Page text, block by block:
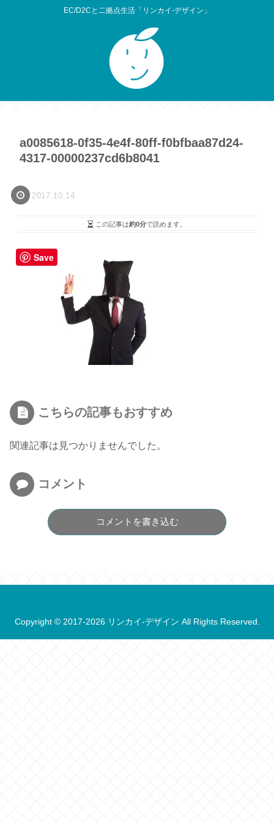
EC/D2Cと二拠点生活「リンカイ-デザイン」
a0085618-0f35-4e4f-80ff-f0bfbaa87d24-
4317-00000237cd6b8041
2017.10.14
この記事は約0分で読めます。
こちらの記事もおすすめ
関連記事は見つかりませんでした。
コメント
コメントを書き込む
Copyright © 2017-2026 リンカイ-デザイン All Rights Reserved.
Save